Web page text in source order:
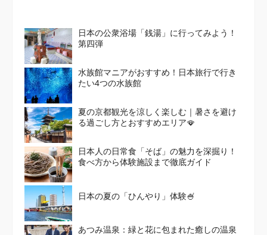
日本の公衆浴場「銭湯」に行ってみよう！
第四弾
水族館マニアがおすすめ！日本旅行で行き
たい4つの水族館
夏の京都観光を涼しく楽しむ｜暑さを避け
る過ごし方とおすすめエリア🪭
日本人の日常食「そば」の魅力を深掘り！
食べ方から体験施設まで徹底ガイド
日本の夏の「ひんやり」体験🍧
あつみ温泉：緑と花に包まれた癒しの温泉